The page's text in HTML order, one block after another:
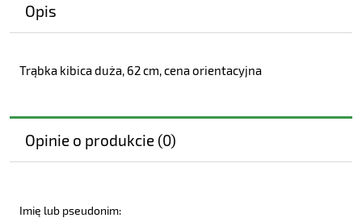
Opis
Trąbka kibica duża, 62 cm, cena orientacyjna
Opinie o produkcie (0)
Imię lub pseudonim: